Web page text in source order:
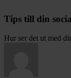
Tips till din
Hur ser det ut med